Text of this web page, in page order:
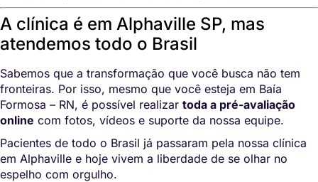
A clínica é em Alphaville SP, mas
atendemos todo o Brasil
Sabemos que a transformação que você busca não tem
fronteiras. Por isso, mesmo que você esteja em Baía
Formosa – RN, é possível realizar toda a pré-avaliação
online com fotos, vídeos e suporte da nossa equipe.
Pacientes de todo o Brasil já passaram pela nossa clínica
em Alphaville e hoje vivem a liberdade de se olhar no
espelho com orgulho.